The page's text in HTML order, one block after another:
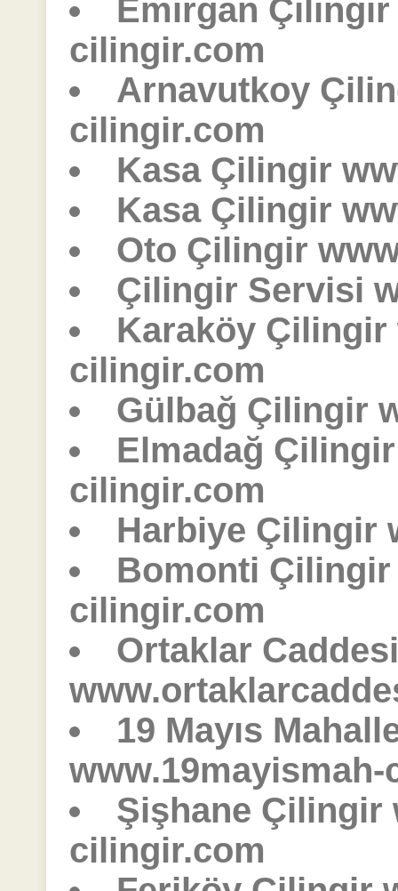
Emirgan
cilingir.com
Arnavutkoy
cilingir.com
Kasa Çilingir
Kasa Çilingir
Oto Çilingir
Çilingir Servisi
Karaköy Çilingir
cilingir.com
Gülbağ Çilingir
Elmadağ
cilingir.com
Harbiye Çilingir
Bomonti
cilingir.com
Ortaklar
19 Mayıs
Şişhane Çilingir
cilingir.com